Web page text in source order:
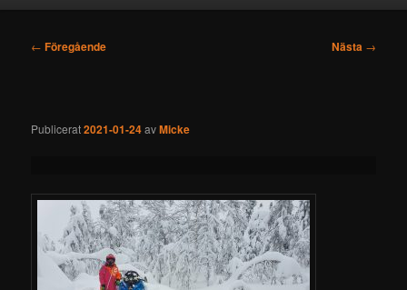
Inläggsnavigering
← Föregående Nästa →
Publicerat2021-01-24avMicke